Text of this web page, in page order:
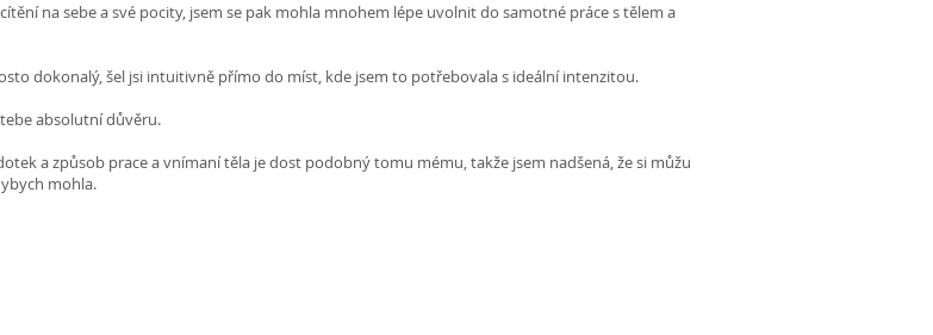
na sebe a své pocity, jsem se pak mohla mnohem lépe uvolnit do samotné práce s tělem a
dokonalý, šel jsi intuitivně přímo do míst, kde jsem to potřebovala s ideální intenzitou.
absolutní důvěru.
a způsob prace a vnímaní těla je dost podobný tomu mému, takže jsem nadšená, že si můžu
mohla.